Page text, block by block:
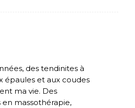
des tendinites à
épaules et aux coudes
ma vie. Des
massothérapie,